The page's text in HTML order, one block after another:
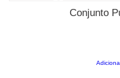
Conjunto